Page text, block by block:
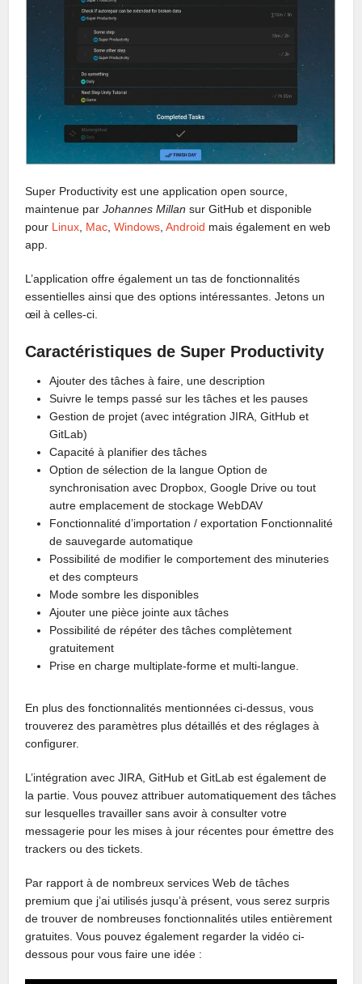
Super Productivity est une application open source,
maintenue parJohannes Millan sur GitHub et disponible
pour Linux Mac ,Windows ,Android mais également en web
app.
L’application offre également un tas de fonctionnalités
essentielles ainsi que des options intéressantes. Jetons un
œil à celles-ci.
Caractéristiques de Super Productivity
Ajouter des tâches à faire, une description
Suivre le temps passé sur les tâches et les pauses
Gestion de projet (avec intégration JIRA, GitHub et
GitLab)
Capacité à planifier des tâches
Option de sélection de la langue Option de
synchronisation avec Dropbox, Google Drive ou tout
autre emplacement de stockage WebDAV
Fonctionnalité d’importation / exportation Fonctionnalité
de sauvegarde automatique
Possibilité de modifier le comportement des minuteries
et des compteurs
Mode sombre les disponibles
Ajouter une pièce jointe aux tâches
Possibilité de répéter des tâches complètement
gratuitement
Prise en charge multiplate-forme et multi-langue.
En plus des fonctionnalités mentionnées ci-dessus, vous
trouverez des paramètres plus détaillés et des réglages à
configurer.
L’intégration avec JIRA, GitHub et GitLab est également de
la partie. Vous pouvez attribuer automatiquement des tâches
sur lesquelles travailler sans avoir à consulter votre
messagerie pour les mises à jour récentes pour émettre des
trackers ou des tickets.
Par rapport à de nombreux services Web de tâches
premium que j’ai utilisés jusqu’à présent, vous serez surpris
de trouver de nombreuses fonctionnalités utiles entièrement
gratuites. Vous pouvez également regarder la vidéo ci-
dessous pour vous faire une idée :